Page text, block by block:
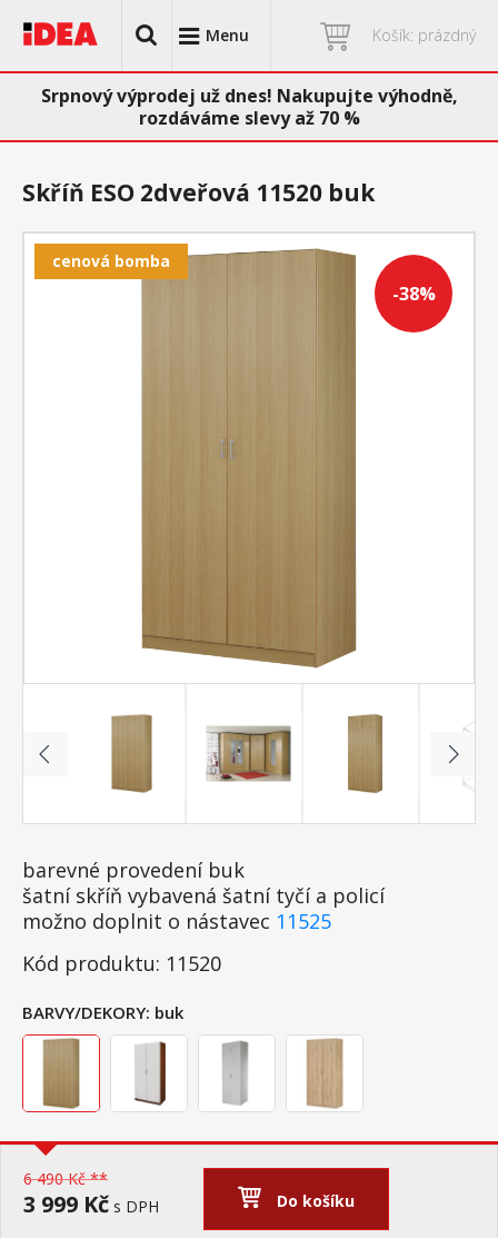
Menu Košík: prázdný
Srpnový výprodej už dnes! Nakupujte výhodně,
rozdáváme slevy až 70 %
-38%
cenová bomba
Skříň ESO 2dveřová 11520 buk
barevné provedení buk
šatní skříň vybavená šatní tyčí a policí
možno doplnit o nástavec 11525
Kód produktu: 11520
BARVY/DEKORY: buk
6 490 Kč **
3 999 Kč s DPH Do košíku